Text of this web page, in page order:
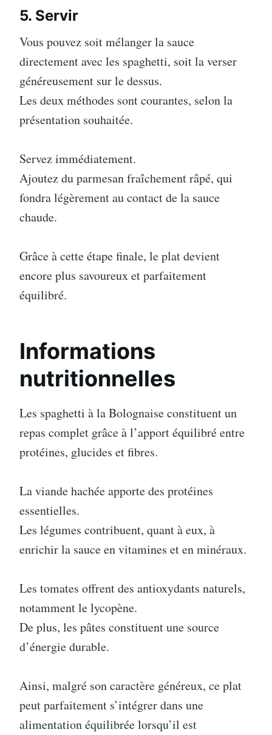
5. Servir
Vous pouvez soit mélanger la sauce
directement avec les spaghetti, soit la verser
généreusement sur le dessus.
Les deux méthodes sont courantes, selon la
présentation souhaitée.
Servez immédiatement.
Ajoutez du parmesan fraîchement râpé, qui
fondra légèrement au contact de la sauce
chaude.
Grâce à cette étape finale, le plat devient
encore plus savoureux et parfaitement
équilibré.
Informations
nutritionnelles
Les spaghetti à la Bolognaise constituent un
repas complet grâce à l’apport équilibré entre
protéines, glucides et fibres.
La viande hachée apporte des protéines
essentielles.
Les légumes contribuent, quant à eux, à
enrichir la sauce en vitamines et en minéraux.
Les tomates offrent des antioxydants naturels,
notamment le lycopène.
De plus, les pâtes constituent une source
d’énergie durable.
Ainsi, malgré son caractère généreux, ce plat
peut parfaitement s’intégrer dans une
alimentation équilibrée lorsqu’il est